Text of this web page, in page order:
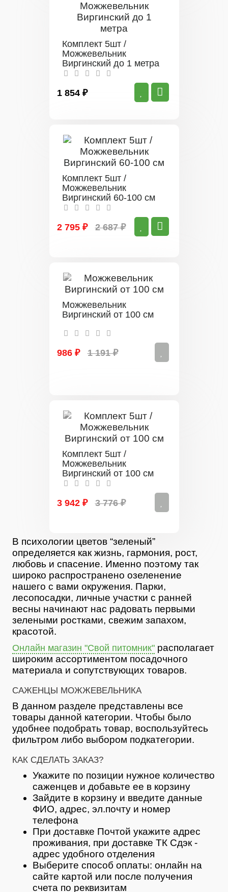
Комплект 5шт /
Можжевельник
Виргинский до 1 метра
1 854 ₽
Комплект 5шт /
Можжевельник
Виргинский 60-100 см
2 795 ₽ 2 687 ₽
Можжевельник
Виргинский от 100 см
986 ₽ 1 191 ₽
Комплект 5шт /
Можжевельник
Виргинский от 100 см
3 942 ₽ 3 776 ₽
В психологии цветов “зеленый”
определяется как жизнь, гармония, рост,
любовь и спасение. Именно поэтому так
широко распространено озеленение
нашего с вами окружения. Парки,
лесопосадки, личные участки с ранней
весны начинают нас радовать первыми
зелеными ростками, свежим запахом,
красотой.
Онлайн магазин "Свой питомник" располагает
широким ассортиментом посадочного
материала и сопутствующих товаров.
САЖЕНЦЫ МОЖЖЕВЕЛЬНИКА
В данном разделе представлены все
товары данной категории. Чтобы было
удобнее подобрать товар, воспользуйтесь
фильтром либо выбором подкатегории.
КАК СДЕЛАТЬ ЗАКАЗ?
Укажите по позиции нужное количество
саженцев и добавьте ее в корзину
Зайдите в корзину и введите данные
ФИО, адрес, эл.почту и номер
телефона
При доставке Почтой укажите адрес
проживания, при доставке ТК Сдэк -
адрес удобного отделения
Выберите способ оплаты: онлайн на
сайте картой или после получения
счета по реквизитам